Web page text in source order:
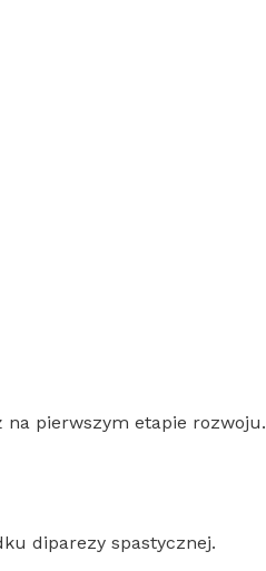
pierwszym etapie rozwoju.
diparezy spastycznej.